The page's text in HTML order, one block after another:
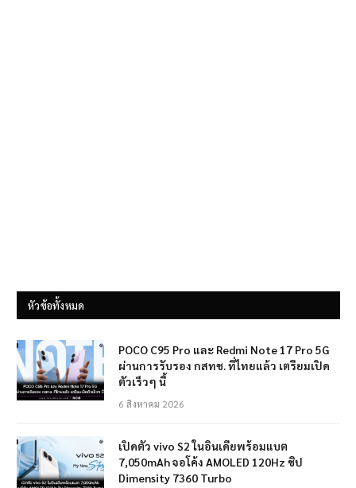
หัวข้อทั้งหมด
POCO C95 Pro และ Redmi Note 17 Pro 5G
ผ่านการรับรอง กสทช. ที่ไทยแล้ว เตรียมเปิด
ตัวเร็วๆ นี้
6 สิงหาคม 2026
เปิดตัว vivo S2 ในอินเดียพร้อมแบต
7,050mAh จอโค้ง AMOLED 120Hz ชิป
Dimensity 7360 Turbo